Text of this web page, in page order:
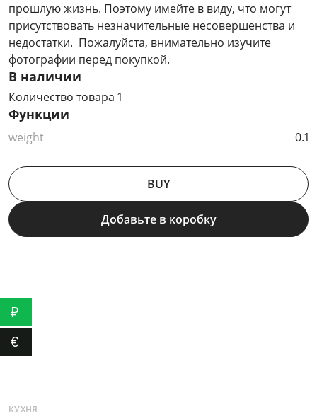
прошлую жизнь. Поэтому имейте в виду, что могут
присутствовать незначительные несовершенства и
недостатки. Пожалуйста, внимательно изучите
фотографии перед покупкой.
В наличии
Количество товара 1
Функции
weight 0.1
BUY
Добавьте в коробку
КУХНЯ
₽
€